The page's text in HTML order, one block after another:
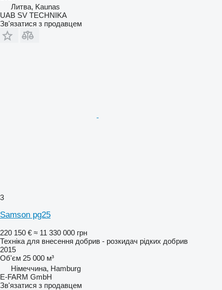
Литва, Kaunas
UAB SV TECHNIKA
Зв'язатися з продавцем
3
Samson pg25
220 150 € ≈ 11 330 000 грн
Техніка для внесення добрив - розкидач рідких добрив
2015
Об'єм 25 000 м³
Німеччина, Hamburg
E-FARM GmbH
Зв'язатися з продавцем